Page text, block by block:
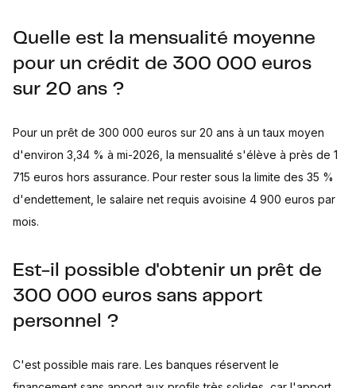
Quelle est la mensualité moyenne
pour un crédit de 300 000 euros
sur 20 ans ?
Pour un prêt de 300 000 euros sur 20 ans à un taux moyen
d'environ 3,34 % à mi-2026, la mensualité s'élève à près de 1
715 euros hors assurance. Pour rester sous la limite des 35 %
d'endettement, le salaire net requis avoisine 4 900 euros par
mois.
Est-il possible d'obtenir un prêt de
300 000 euros sans apport
personnel ?
C'est possible mais rare. Les banques réservent le